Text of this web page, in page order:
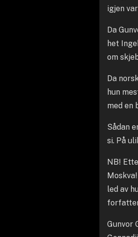
igjen
Da
het
om
Da
hun
med en
Sådan
si. På
NB!
led av
Gunvor